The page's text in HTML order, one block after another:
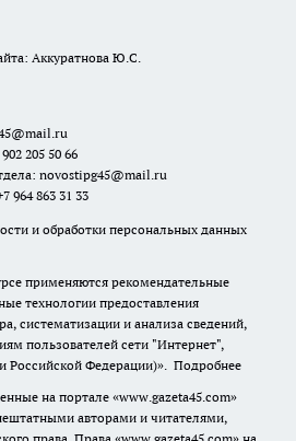
Аккуратнова Ю.С.
205 50 66
novostipg45@mail.ru
964 863 31 33
и обработки персональных данных
применяются рекомендательные
технологии предоставления
систематизации и анализа сведений,
пользователей сети "Интернет",
Российской Федерации)». Подробнее
на портале «www.gazeta45.com»
авторами и читателями,